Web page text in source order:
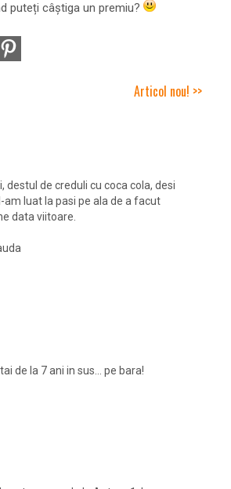
puteți câștiga un premiu?
Articol nou! >>
destul de creduli cu coca cola, desi
am luat la pasi pe ala de a facut
data viitoare.
de la 7 ani in sus... pe bara!